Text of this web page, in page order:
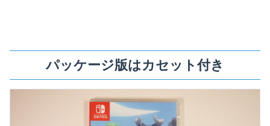
パッケージ版はカセット付き